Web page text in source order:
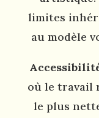
limites
au modèle
où le travail
le plus